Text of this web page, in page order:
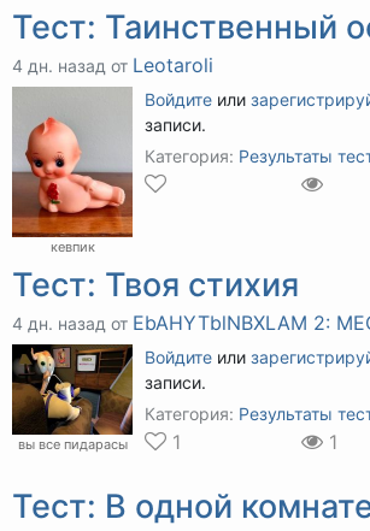
Тест: Таинственный
4 дн. назад от Leotaroli
кевпик
Войдите или
записи.
Категория: Результаты
Тест: Твоя стихия
4 дн. назад от EbAHYTblNBXLAM 2:
вы все пидарасы
Войдите или
записи.
Категория: Результаты
1 1
Тест: В одной